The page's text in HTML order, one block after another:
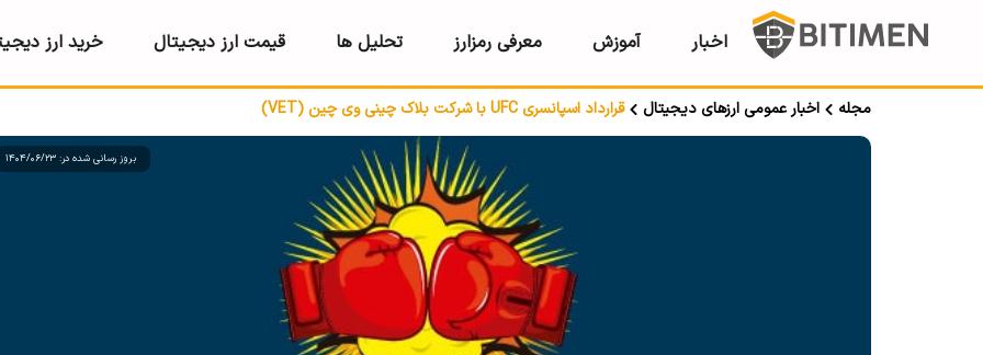
اخبار آموزش معرفی رمزارز تحلیل ها قیمت ارز دیجیتال خرید ارز
مجله اخبار عمومی ارزهای دیجیتال قرارداد اسپانسری UFC با شرکت بلاک چینی وی چین (VET)
بروز رسانی شده در: 1404/06/23